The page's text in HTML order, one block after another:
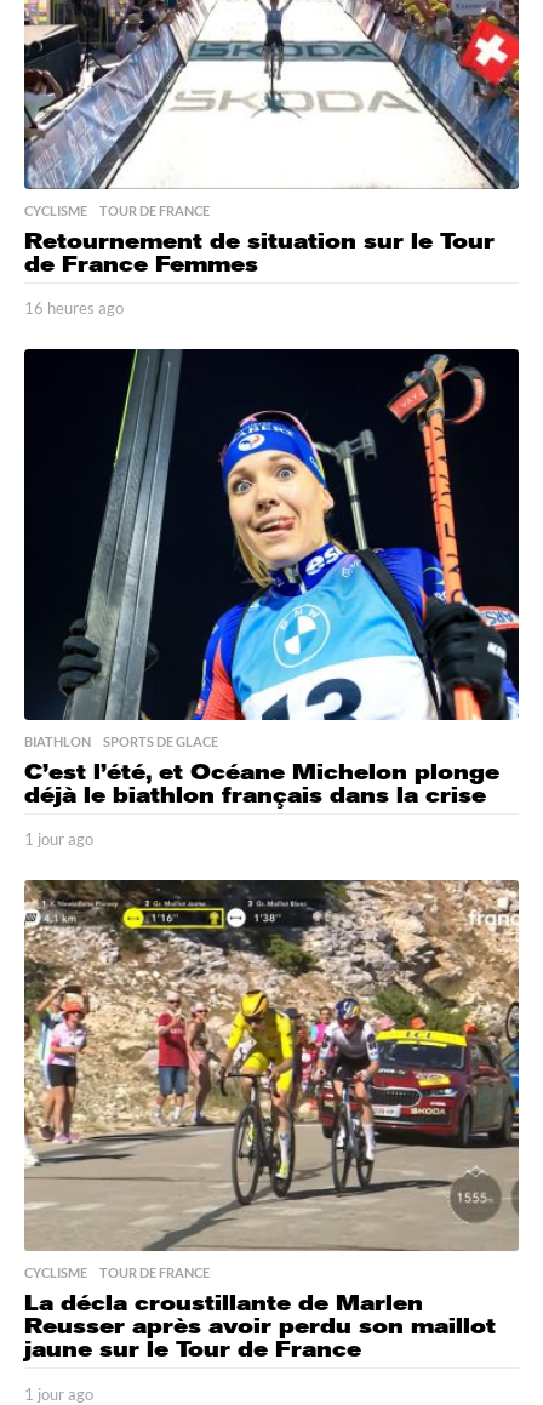
o
CYCLISME ,TOUR DE FRANCE
Retournement de situation sur le Tour
de France Femmes
16 heures ago
h
e
u
r
e
s
a
g
o
BIATHLON ,SPORTS DE GLACE
C’est l’été, et Océane Michelon plonge
déjà le biathlon français dans la crise
1 jour ago
o
u
r
a
g
o
CYCLISME ,TOUR DE FRANCE
La décla croustillante de Marlen
Reusser après avoir perdu son maillot
jaune sur le Tour de France
1 jour ago